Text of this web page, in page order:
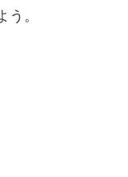
。